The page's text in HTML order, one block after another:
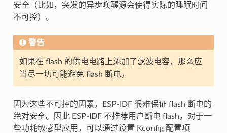
安全（比如，突发的异步唤醒源会使得实际的睡眠时间
不可控）。
警告
如果在 flash 的供电电路上添加了滤波电容，那么应
当尽一切可能避免 flash 断电。
因为这些不可控的因素，ESP-IDF 很难保证 flash 断电的
绝对安全。因此 ESP-IDF 不推荐用户断电 flash。对于一
些功耗敏感型应用，可以通过设置 Kconfig 配置项